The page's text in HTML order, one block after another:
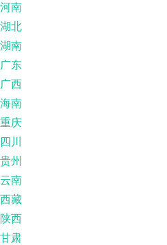
河南
湖北
湖南
广东
广西
海南
重庆
四川
贵州
云南
西藏
陕西
甘肃